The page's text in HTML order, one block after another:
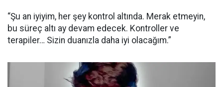
“Şu an iyiyim, her şey kontrol altında. Merak etmeyin,
bu süreç altı ay devam edecek. Kontroller ve
terapiler… Sizin duanızla daha iyi olacağım.”